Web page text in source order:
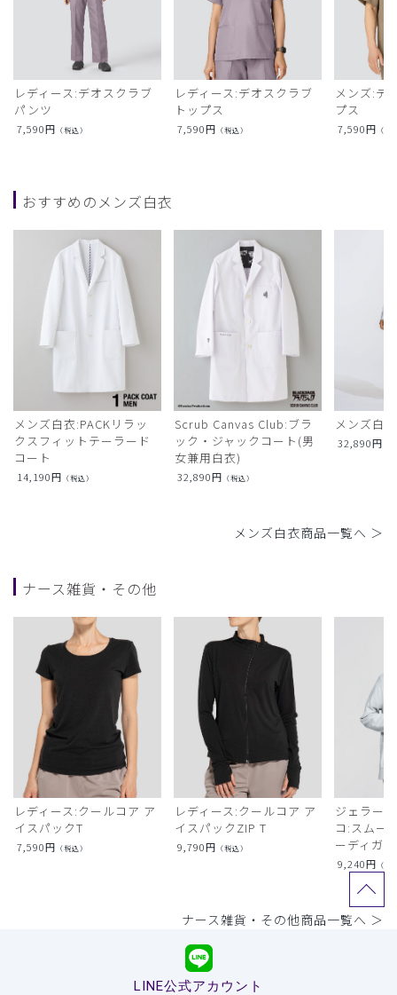
レディース:デオスクラブ
パンツ
7,590円 （税込）
レディース:デオスクラブ
トップス
7,590円 （税込）
メンズ:デ
プス
7,590円 （税
おすすめのメンズ白衣
メンズ白衣:PACKリラッ
クスフィットテーラード
コート
14,190円 （税込）
Scrub Canvas Club:ブラ
ック・ジャックコート(男
女兼用白衣)
32,890円 （税込）
メンズ白
32,890円
メンズ白衣商品一覧へ ＞
ナース雑貨・その他
レディース:クールコア ア
イスパックT
7,590円 （税込）
レディース:クールコア ア
イスパックZIP T
9,790円 （税込）
ジェラー
コ:スムー
ーディガン
9,240円 （税
ナース雑貨・その他商品一覧へ ＞
LINE公式アカウント